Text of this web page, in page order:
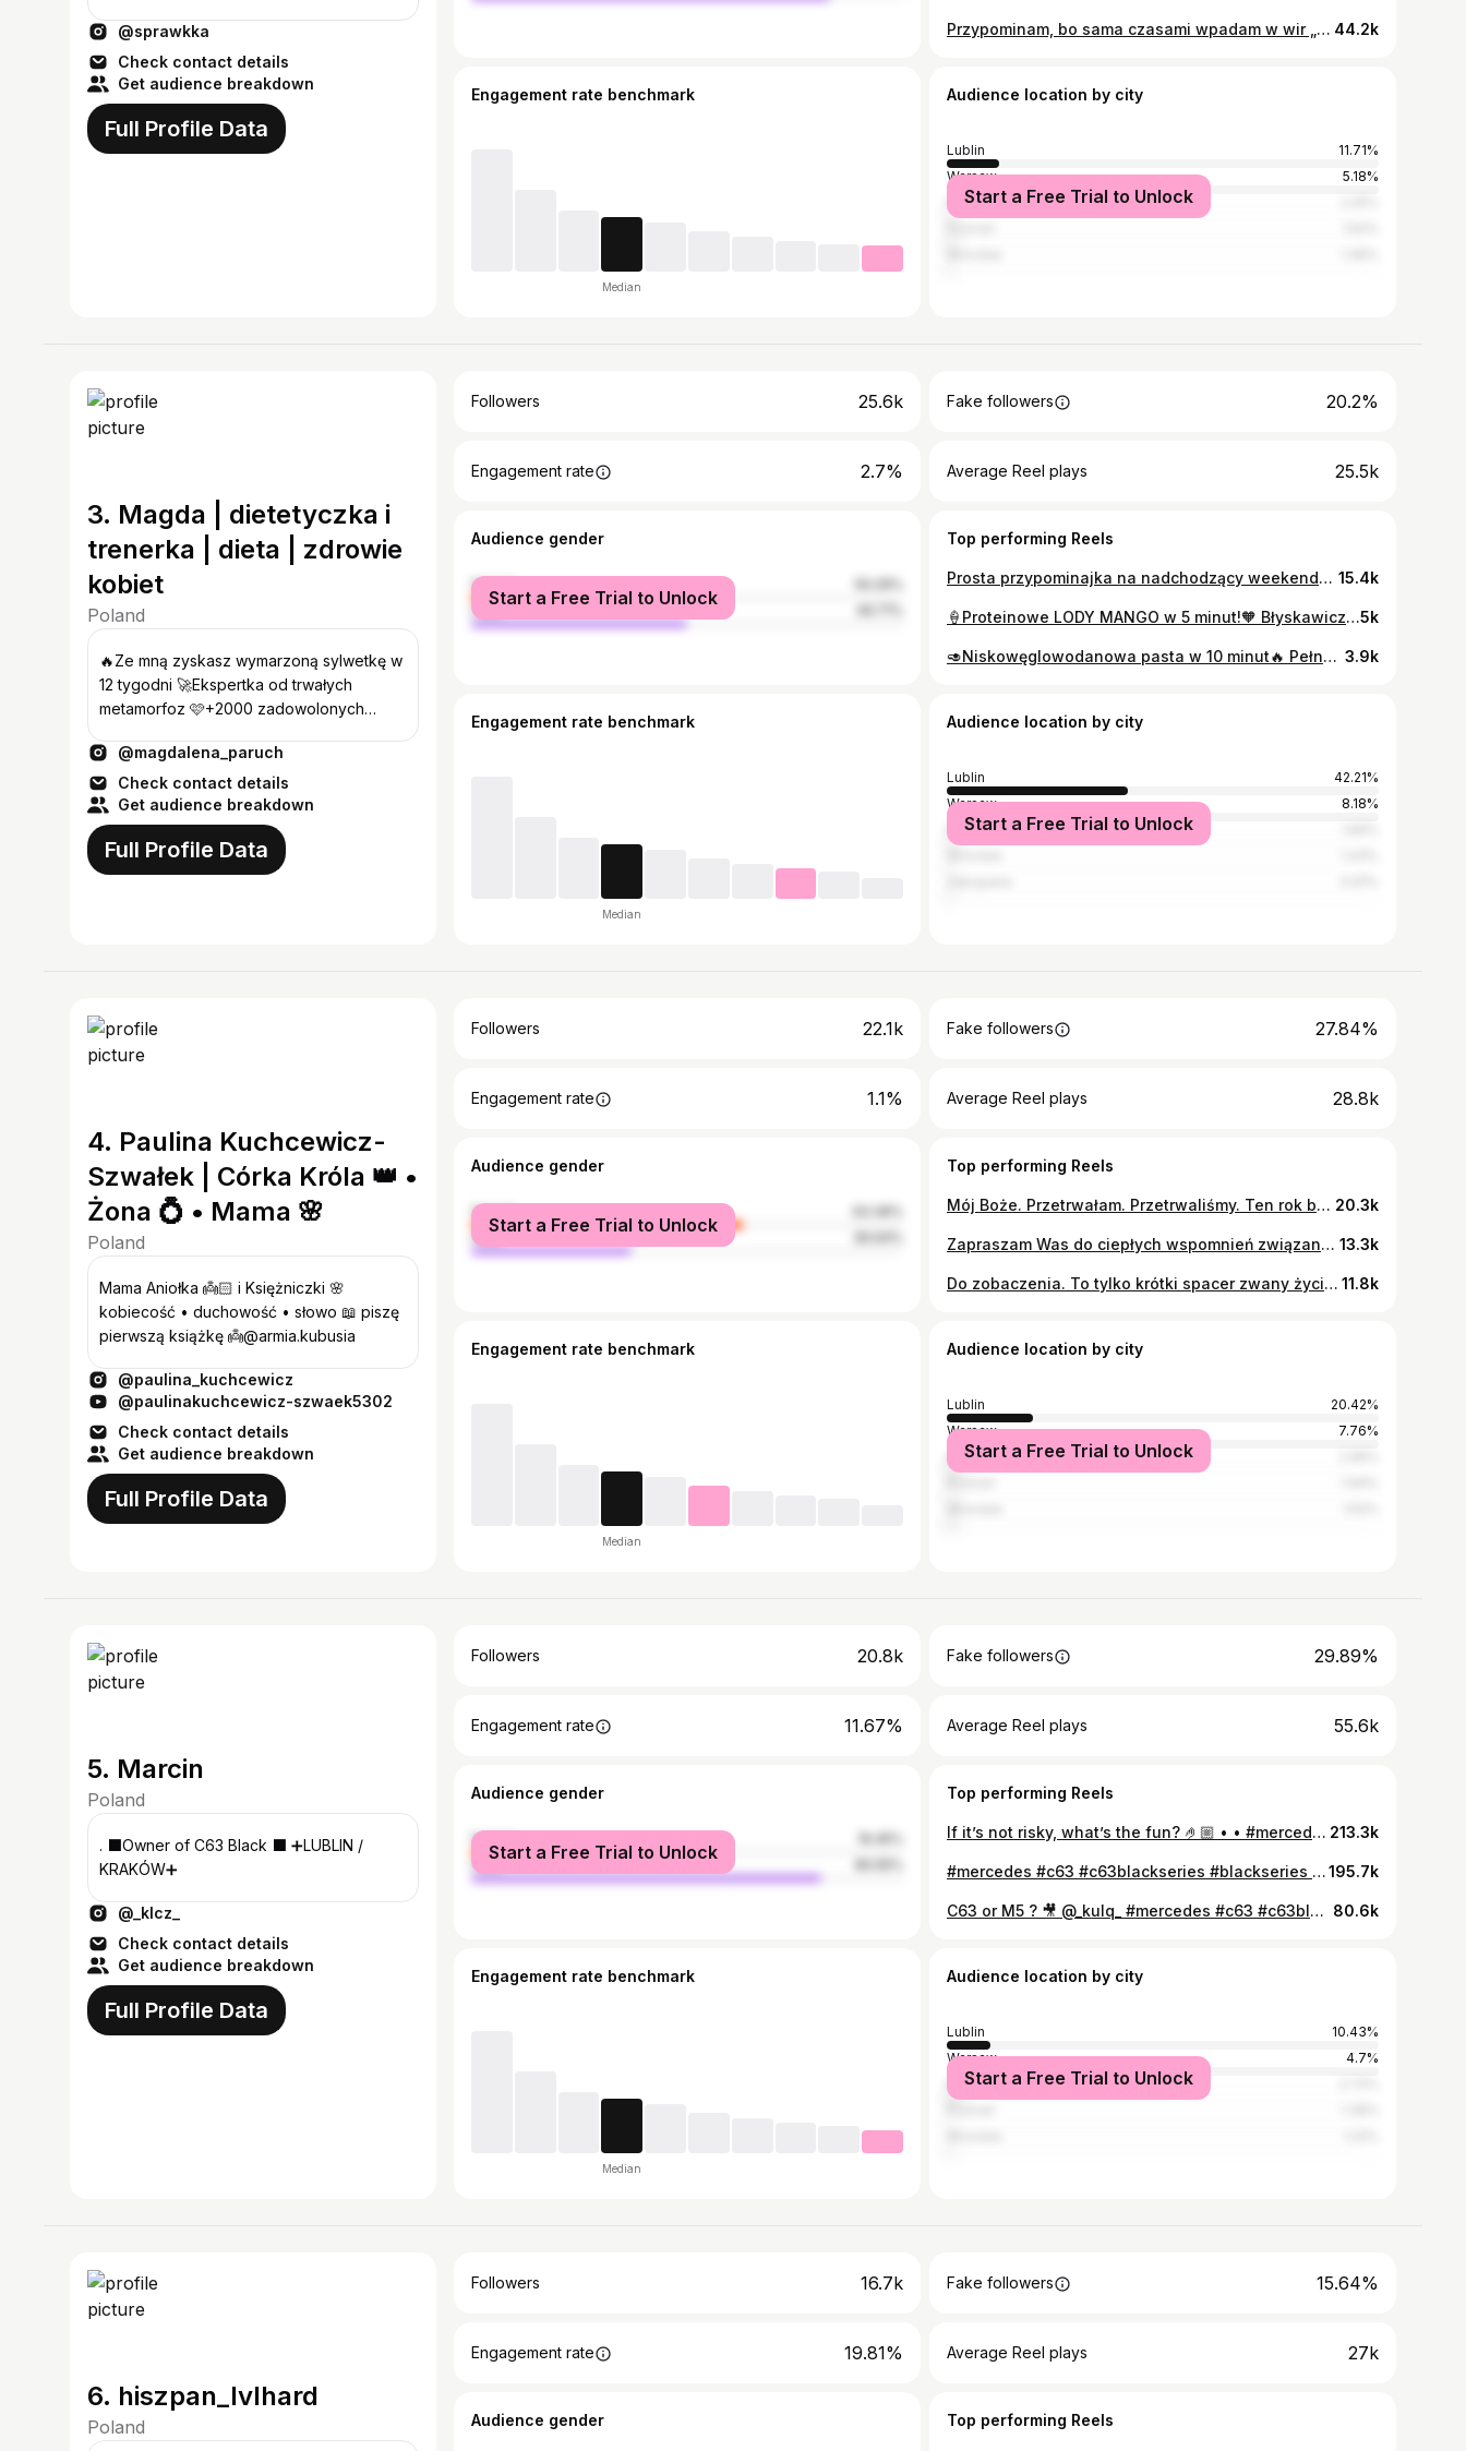
@sprawkka
Check contact details
Get audience breakdown
Full Profile Data
Przypominam, bo sama czasami wpadam w wir „standardów” narzuconych przez sociale - standardów, które są nierealne... każdy ma swoje tempo <3 44.2k
Engagement rate benchmark
Median
Audience location by city
Lublin
11.71%
Warsaw
5.18%
Kraków
Start a Free Trial to Unlock
3. Magda | dietetyczka i
trenerka | dieta | zdrowie
kobiet
Poland
🔥Ze mną zyskasz wymarzoną sylwetkę w
12 tygodni 🚀Ekspertka od trwałych
metamorfoz 🩷+2000 zadowolonych
przemianę⬇️
@magdalena_paruch
Check contact details
Get audience breakdown
Full Profile Data
Followers 25.6k Fake followers 20.2%
Engagement rate 2.7% Average Reel plays 25.5k
Audience gender
female
male
Start a Free Trial to Unlock
Top performing Reels
Prosta przypominajka na nadchodzący weekend💖🫶🏻 Co dodałabyś do tej listy?☺️ #zdrowie #zdrowystylzycia #slowliving #zdrowiekobiet #dietetyczka 15.4k
🍦Proteinowe LODY MANGO w 5 minut!🧡 Błyskawiczny, orzeźwiający i idealny deser na redukcji😋 Bez cukru, z porządną porcją białka i smakiem lata zamkniętym w miseczce☀️ ✨Jeśli masz ochotę na coś słodkiego, ale nie chcesz psuć efektów diety, spróbuj tego przepisu! 📌Zapisz przepis na później i daj znać, jak Ci smakowało! Składniki (2 porcje): 🥭 1 dojrzałe mango (lub 1 szklanka mrożonego) 🧀 200 g serka wiejskiego 🍯 1–2 łyżki miodu (lub erytrytol) 🧊 Opcjonalnie: kostki lodu lub odrobina mleka dla lepszej konsystencji Jak zrobić? 1. Zblenduj wszystko na gładką masę. 2. Przelej do pojemnika lub foremek. 3.Zamroź min. 30 minut – i gotowe! Albo zjedz od razu jako kremowy fit sorbet! 😍 ✅To idealna zdrowa przekąska, gdy masz ochotę na coś słodkiego. To też świetny pomysł na deser bez wyrzutów sumienia i bez cukru ze sporą dawką białka!♥️ ✨Obserwuj mnie po więcej szybkich i smacznych przepisów na redukcję, które ułatwią Ci odchudzanie bez głodu i frustracji! #odchudzanie #redukcja #fitprzepisy #fitprzepis #zdrowyprzepis #zdroweprzepisy #fitsłodycze #białko #bezcukru #zdrowadieta #zdroweodżywianie #lody #dieta #dietetyczneprzepisy Zdrowy przepis, zdrowe przepisy, fit przepisy, fit przepis, fit słodycze, odchudzanie, redukcja, białko, zdrowa dieta, dieta, bez cukru, zdrowe odżywianie, dietetyczne przepisy, jak schudnąć5k
🥑Niskowęglowodanowa pasta w 10 minut🔥 Pełna błonnika, antyoksydantów i zdrowych tłuszczów🤍 👉Zaobserwuj mój profil po więcej prostych i zdrowych przepisów🚀 Składniki: • 1 dojrzałe awokado • 3 jajka ugotowane na twardo • 1 łyżeczka oliwy z oliwek • suszone pomidory (do smaku, przyprawa) • sól, pieprz • 2 łyżki jogurtu naturalnego • koperek • pestki dyni Sposób przygotowania: 1️⃣ Awokado i jajka dokładnie rozgnieć widelcem. 2️⃣ Dodaj oliwę, suszone pomidory, sól i pieprz. 3️⃣ Wymieszaj z jogurtem. 4️⃣ Posyp koperkiem i pestkami dyni. ✨Sycąca, kremowa i pełna zdrowych tłuszczów, idealna na śniadanie lub kolację jako dodatek do innych posiłków♥️🫶🏻 #odchudzanie #redukcja #zdroweodżywiane #zdroweprzepisy #zdroweśniadanie ———————————— Zdrowe przepisy, fit przepisy, odchudzanie, redukcja, zdrowe posiłki, zdrowe jedzenie, zdrowe odżywianie, przepisy na odchudzanie, odchudzanie, redukcja, low carb 3.9k
Engagement rate benchmark
Median
Audience location by city
Lublin
42.21%
Warsaw
8.18%
Kraków
Start a Free Trial to Unlock
4. Paulina Kuchcewicz-
Szwałek | Córka Króla 👑 •
Żona 💍 • Mama 🌸
Poland
Mama Aniołka 👼🏻 i Księżniczki 🌸
kobiecość • duchowość • słowo 📖 piszę
pierwszą książkę 👼@armia.kubusia
@paulina_kuchcewicz
@paulinakuchcewicz-szwaek5302
Check contact details
Get audience breakdown
Full Profile Data
Followers 22.1k Fake followers 27.84%
Engagement rate 1.1% Average Reel plays 28.8k
Audience gender
female
male
Start a Free Trial to Unlock
Top performing Reels
Mój Boże. Przetrwałam. Przetrwaliśmy. Ten rok był mieszanką największego szczęścia i największej rozpaczy. Mieliśmy momenty euforii, gdy narodziła się nasza córka oraz momenty rozpaczy, gdy pochowaliśmy naszego pierworodnego synka. Nigdy nie sądziłam, że życie napisze mi taką historię. To jest dramat. Dramat, który wydarzył się naprawdę. Plany na 2026? Żyć. Modlić się. Kochać. Tworzyć rodzinę. Mój Boże, niech w tym roku będzie nudno. Niech ten rok będzie nudny jak flaki z olejem! Chyba że masz lepszy pomysł. Byle tylko nie było zbyt wiele cierpienia, bo jestem już nim przygnieciona. Only blessing - nothing more, nothing less, please! _____ #rok #podsumowanie2025 #rokwpigulce #zyciepostracie #strata 20.3k
Zapraszam Was do ciepłych wspomnień związanych z moim macierzyństwem. Do jesiennej herbaty i przeglądania starych filmów - takich, które wywołują uśmiech na twarzy. 😊 Postanowiłam rozpocząć serię krótkich video-wspomnień z moim synkiem, Kubusiem. Bardzo mi zależy, by pamięć o nim była zawsze żywa.🌹 _______ #kubuś #aniołek #anioł #historia #mama #mamasynka #wyjątkowedziecko #chlopiec #syn #rodzina #wiara 13.3k
Do zobaczenia. To tylko krótki spacer zwany życiem. Musisz na nas chwilę poczekać. Jesteś teraz tam, gdzie każdy z nas zmierza. Jeszcze trochę i znów będziemy razem. Pewnie nie możesz się doczekać. A tymczasem…baw się tam dobrze z Józiem, Marcelinką, Noaszkiem, Antosiem, Kacperkiem. A Mała Tereska od Dzieciątka Jezus niech Cię rozbawia w Kręgu Radości. I czuwaj nad nami z góry, Bąblu Trąblu 🕊️ 11.8k
Engagement rate benchmark
Median
Audience location by city
Lublin
20.42%
Warsaw
7.76%
Kraków
Start a Free Trial to Unlock
5. Marcin
Poland
. ⬛️Owner of C63 Black ⬛️ ➕LUBLIN /
KRAKÓW➕
@_klcz_
Check contact details
Get audience breakdown
Full Profile Data
Followers 20.8k Fake followers 29.89%
Engagement rate 11.67% Average Reel plays 55.6k
Audience gender
female
male
Start a Free Trial to Unlock
Top performing Reels
If it’s not risky, what’s the fun? 🤌🏼 • • #mercedes #amg #blackseries #c63 213.3k
#mercedes #c63 #c63blackseries #blackseries #c63w204 #63amg #w204 #amg #amgperformance #solarbeam #amghub #amggang #nikon #nikonphoto #photography #photographer #like #instaphoto #followme #l4l #f4f #followme #lublin #polishboy #instagood #instagram #instadaily #instamood #amgpower💨195.7k
C63 or M5 ? 🎥 @_kulq_ #mercedes #c63 #c63blackseries #blackseries #c63w204 #63amg #w204 #amg #amgperformance #solarbeam #amghub #amggang #nikon #nikonphoto #photography #photographer #like #instaphoto #followme #l4l #f4f #followme #lublin #polishboy #instagood #instagram #instadaily #instamood #amgpower 80.6k
Engagement rate benchmark
Median
Audience location by city
Lublin
10.43%
Warsaw
4.7%
Kraków
Start a Free Trial to Unlock
6. hiszpan_lvlhard
Poland
Followers 16.7k Fake followers 15.64%
Engagement rate 19.81% Average Reel plays 27k
Audience gender Top performing Reels